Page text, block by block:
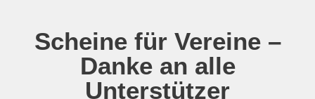
Scheine für Vereine –
Danke an alle
Unterstützer